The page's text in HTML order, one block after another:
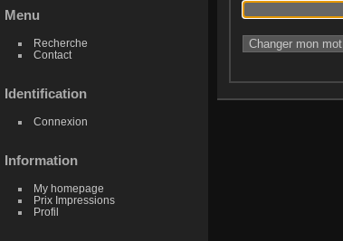
Menu
Recherche
Contact
Identification
Connexion
Information
My homepage
Prix Impressions
Profil